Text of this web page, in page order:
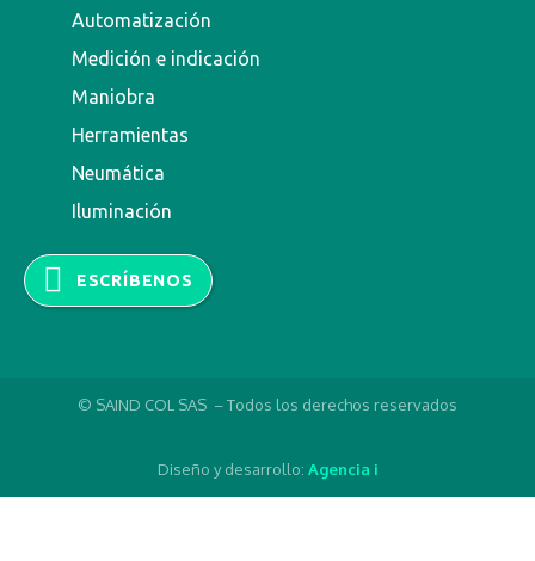
Automatización
Medición e indicación
Maniobra
Herramientas
Neumática
Iluminación
ESCRÍBENOS
© SAIND COL SAS – Todos los derechos reservados
Diseño y desarrollo: Agencia i